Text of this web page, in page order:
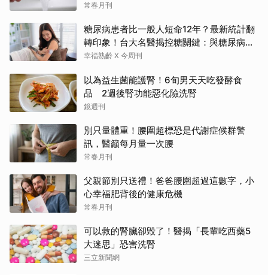
常春月刊
糖尿病患者比一般人短命12年？最新統計翻
轉印象！台大名醫揭控糖關鍵：與糖尿病為
友、天長地久
幸福熟齡 X 今周刊
以為益生菌能護腎！6旬男天天吃發酵食
品 2週後腎功能惡化險洗腎
鏡週刊
別只量體重！腰圍超標恐是代謝症候群警
訊，醫籲每月量一次腰
常春月刊
父親節別只送禮！爸爸腰圍超過這數字，小
心幸福肥背後的健康危機
常春月刊
可以救的腎臟卻毁了！醫揭「長輩吃西藥5
大迷思」恐害洗腎
三立新聞網